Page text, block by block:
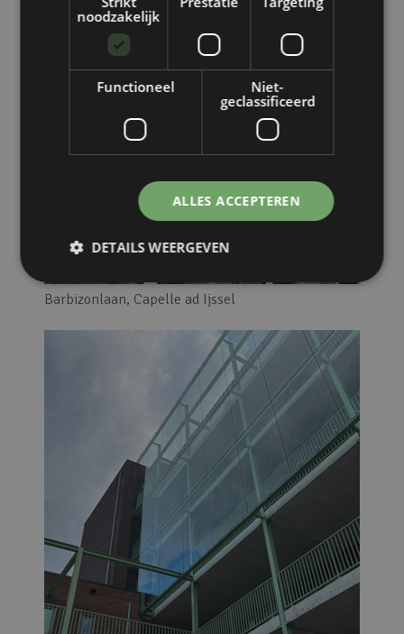
Barbizonlaan, Capelle ad Ijssel
noodzakelijk
Functioneel
Niet-
geclassificeerd
ALLES ACCEPTEREN
DETAILS WEERGEVEN